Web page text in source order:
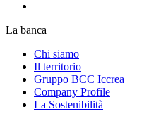
La banca
Chi siamo
Il territorio
Gruppo BCC Iccrea
Company Profile
La Sostenibilità